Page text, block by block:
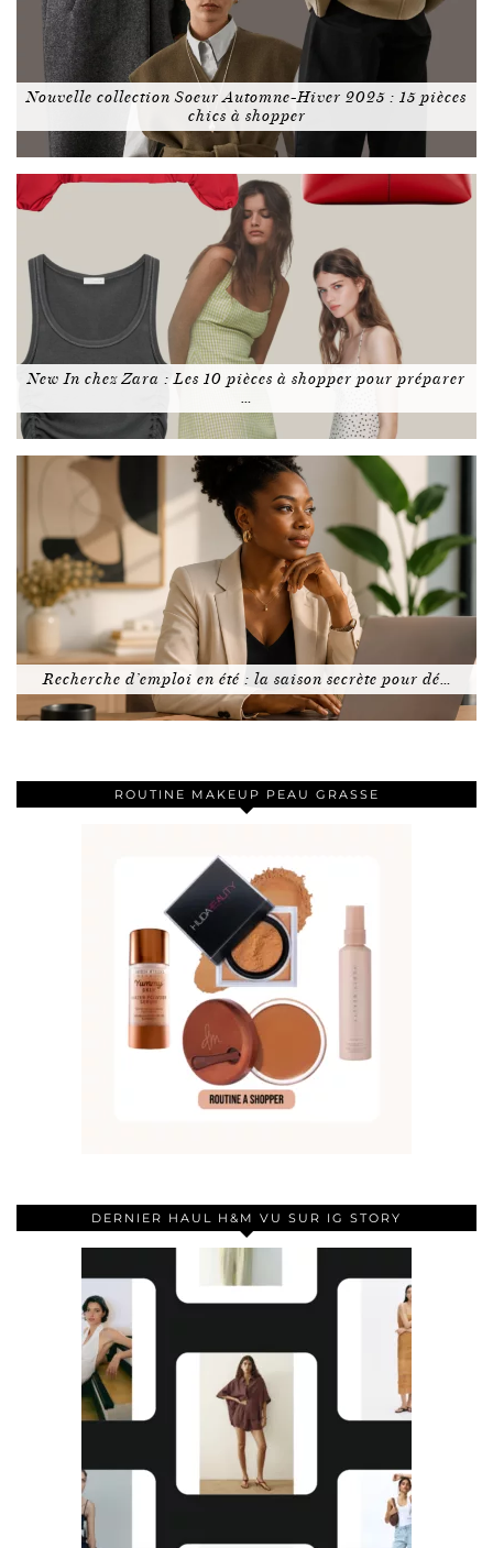
Nouvelle collection Soeur Automne-Hiver 2025 : 15 pièces
chics à shopper
New In chez Zara : Les 10 pièces à shopper pour préparer
…
Recherche d’emploi en été : la saison secrète pour dé…
ROUTINE MAKEUP PEAU GRASSE
DERNIER HAUL H&M VU SUR IG STORY